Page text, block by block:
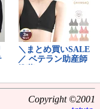
Copyright ©2001